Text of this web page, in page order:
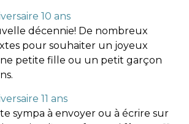
10 ans
décennie! De nombreux
pour souhaiter un joyeux
petite fille ou un petit garçon
11 ans
sympa à envoyer ou à écrire sur